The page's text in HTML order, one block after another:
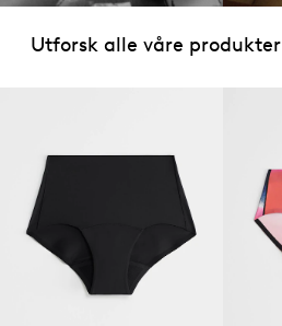
Utforsk alle våre produkter